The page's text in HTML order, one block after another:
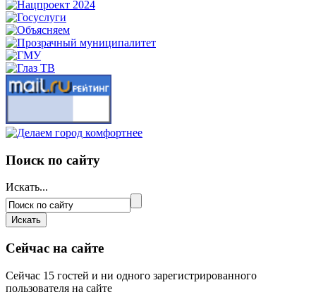
Поиск по сайту
Искать...
Сейчас на сайте
Сейчас 15 гостей и ни одного зарегистрированного
пользователя на сайте